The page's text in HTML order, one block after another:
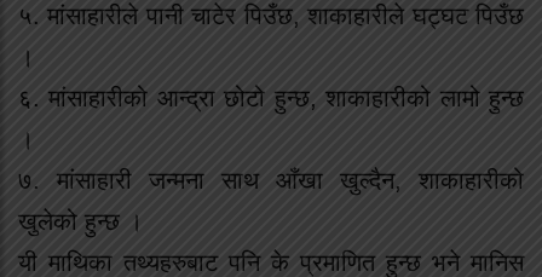
५. मांसाहारीले पानी चाटेर पिउँछ, शाकाहारीले घट्घट पिउँछ
।
६. मांसाहारीको आन्द्रा छोटो हुन्छ, शाकाहारीको लामो हुन्छ
।
७. मांसाहारी जन्मना साथ आँखा खुल्दैन, शाकाहारीको
खुलेको हुन्छ ।
यी माथिका तथ्यहरुबाट पनि के प्रमाणित हुन्छ भने मानिस